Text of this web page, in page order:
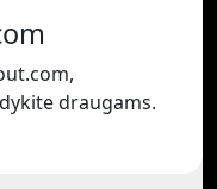
draugams.